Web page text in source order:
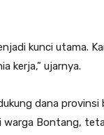
kunci utama.
kerja,” ujarnya.
dana provinsi
Bontang,